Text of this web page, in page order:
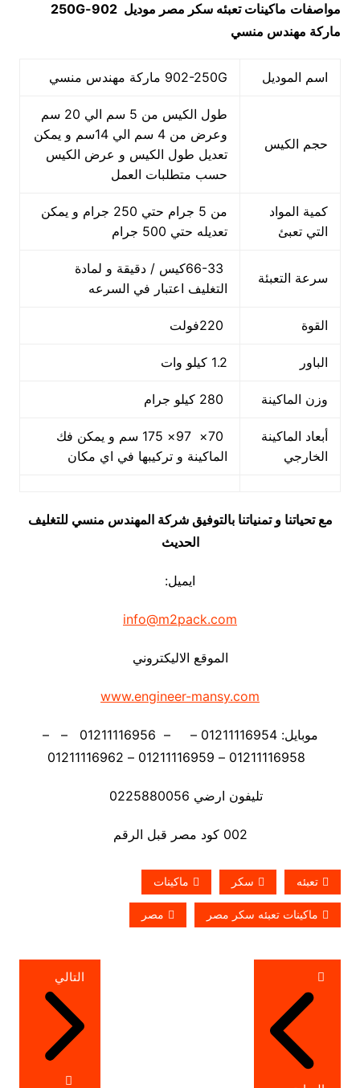
مواصفات ماكينات تعبئه سكر مصر موديل 902-250G
ماركة مهندس منسي
اسم الموديل 902-250G ماركة مهندس منسي
حجم الكيس
طول الكيس من 5 سم الي 20 سم
وعرض من 4 سم الي 14سم و يمكن
تعديل طول الكيس و عرض الكيس
حسب متطلبات العمل
كمية المواد
التي تعبئ
من 5 جرام حتي 250 جرام و يمكن
تعديله حتي 500 جرام
سرعة التعبئة
66-33كيس / دقيقة و لمادة
التغليف اعتبار في السرعه
القوة
الباور 1.2 كيلو وات
وزن الماكينة
أبعاد الماكينة
الخارجي
70× 97× 175 سم و يمكن فك
الماكينة و تركيبها في اي مكان
مع تحياتنا و تمنياتنا بالتوفيق شركة المهندس منسي للتغليف
الحديث
ايميل:
info@m2pack.com
الموقع الاليكتروني
www.engineer-mansy.com
موبايل: 01211116954 – – 01211116956 – –
تليفون ارضي 0225880056
002 كود مصر قبل الرقم
تعبئه سكر ماكينات
ماكينات تعبئه سكر مصر مصر
تصفّح
المقالات
التالي